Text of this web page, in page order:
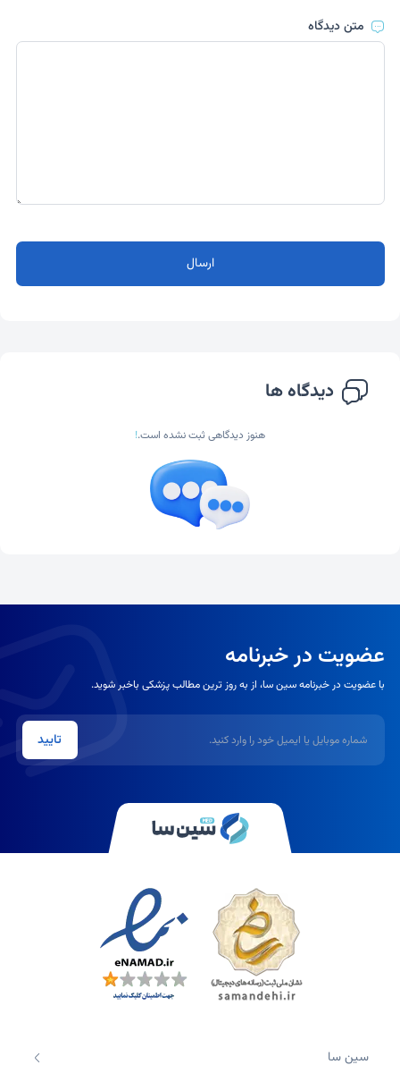
متن دیدگاه
ارسال
دیدگاه ها
هنوز دیدگاهی ثبت نشده است.!
عضویت در خبرنامه
با عضویت در خبرنامه سین سا، از به روز ترین مطالب پزشکی باخبر شوید.
تایید
سین سا